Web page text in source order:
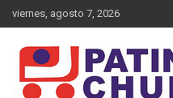
Saltar
al
viernes, agosto 7, 2026